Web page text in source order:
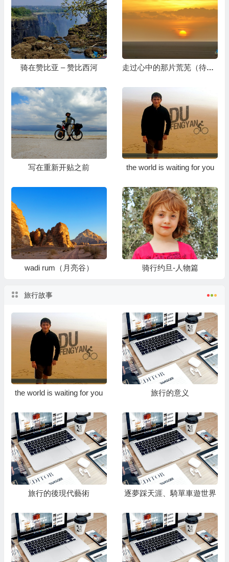
骑在赞比亚 – 赞比西河 走过心中的那片荒芜（待续）
写在重新开贴之前 the world is waiting for you
wadi rum（月亮谷） 骑行约旦-人物篇
旅行故事
the world is waiting for you 旅行的意义
旅行的後現代藝術 逐夢踩天涯、騎單車遊世界